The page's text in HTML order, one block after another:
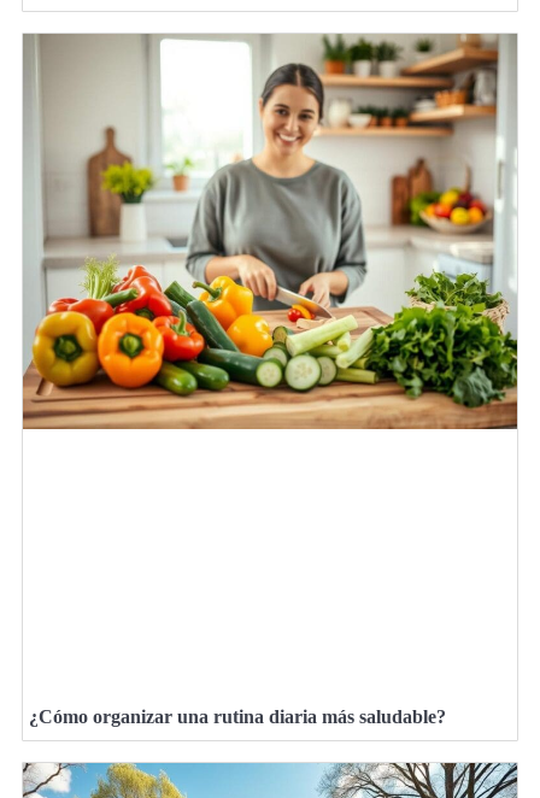
¿Cómo organizar una rutina diaria más saludable?